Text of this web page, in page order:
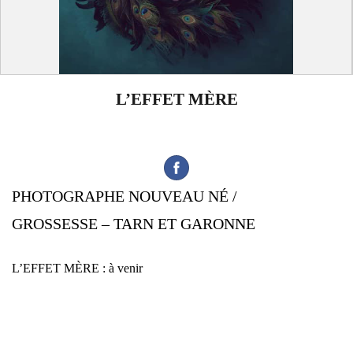
L’EFFET MÈRE
PHOTOGRAPHE NOUVEAU NÉ /
GROSSESSE – TARN ET GARONNE
L’EFFET MÈRE : à venir